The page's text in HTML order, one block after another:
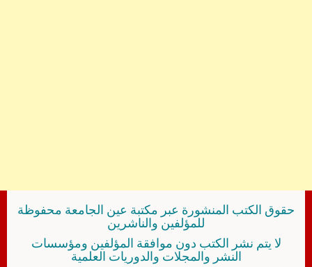
حقوق الكتب المنشورة عبر مكتبة عين الجامعة محفوظة
للمؤلفين والناشرين
لا يتم نشر الكتب دون موافقة المؤلفين ومؤسسات
النشر والمجلات والدوريات العلمية